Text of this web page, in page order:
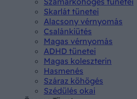
Skarlát tünetei
Alacsony vérnyomás
Csalánkiütés
Magas vérnyomás
ADHD tünetei
Magas koleszterin
Hasmenés
Száraz köhögés
Szédülés okai